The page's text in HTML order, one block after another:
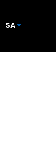
SA